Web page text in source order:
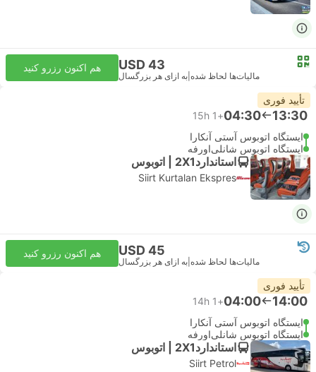
USD 43
مالیات‌ها لحاظ شده به ازای هر بزرگسال
هم اکنون رزرو کنید
تأیید فوری
13:30
04:30
+1
15h
ایستگاه اتوبوس آستی آنکارا
ایستگاه اتوبوس شانلی‌اورفه
استاندارد2X1 | اتوبوس
Siirt Kurtalan Ekspres
USD 45
مالیات‌ها لحاظ شده به ازای هر بزرگسال
هم اکنون رزرو کنید
تأیید فوری
14:00
04:00
+1
14h
ایستگاه اتوبوس آستی آنکارا
ایستگاه اتوبوس شانلی‌اورفه
استاندارد2X1 | اتوبوس
Siirt Petrol